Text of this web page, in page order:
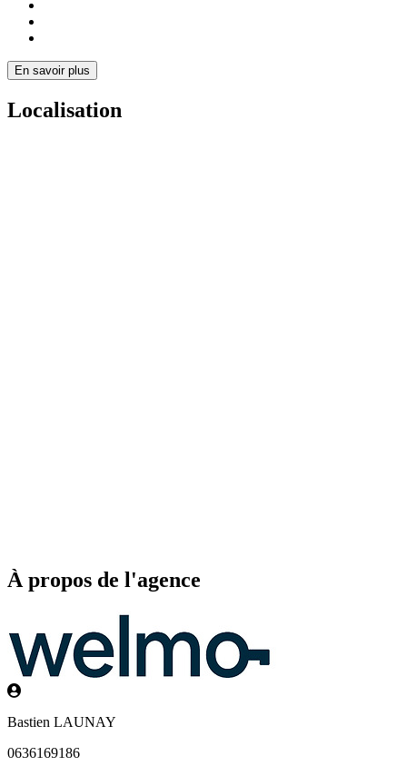
En savoir plus
Localisation
À propos de l'agence
Bastien LAUNAY
0636169186